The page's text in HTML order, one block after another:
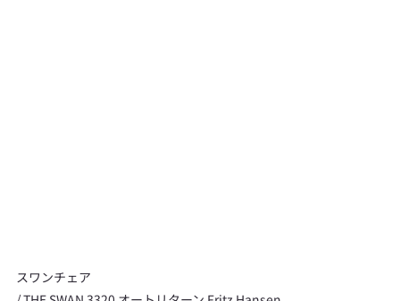
スワンチェア